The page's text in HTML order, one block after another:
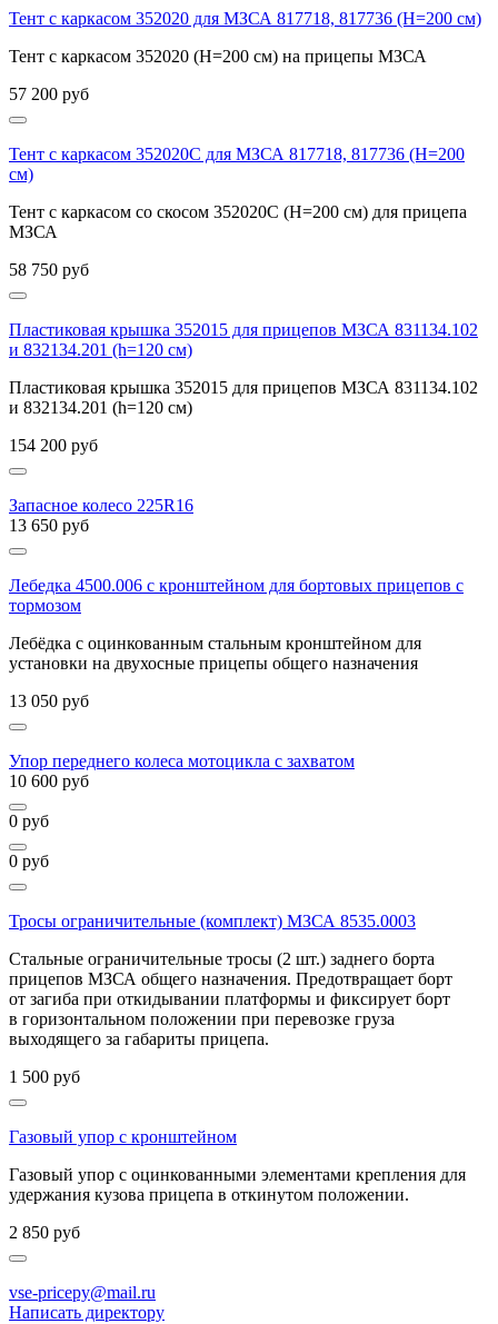
Тент с каркасом 352020 для МЗСА 817718, 817736 (H=200 см)
Тент с каркасом 352020 (H=200 см) на прицепы МЗСА
57 200 руб
Тент с каркасом 352020С для МЗСА 817718, 817736 (H=200
см)
Тент с каркасом со скосом 352020С (H=200 см) для прицепа
МЗСА
58 750 руб
Пластиковая крышка 352015 для прицепов МЗСА 831134.102
и 832134.201 (h=120 см)
Пластиковая крышка 352015 для прицепов МЗСА 831134.102
и 832134.201 (h=120 см)
154 200 руб
Запасное колесо 225R16
13 650 руб
Лебедка 4500.006 с кронштейном для бортовых прицепов c
тормозом
Лебёдка с оцинкованным стальным кронштейном для
установки на двухосные прицепы общего назначения
13 050 руб
Упор переднего колеса мотоцикла с захватом
10 600 руб
0 руб
0 руб
Тросы ограничительные (комплект) МЗСА 8535.0003
Стальные ограничительные тросы (2 шт.) заднего борта
прицепов МЗСА общего назначения. Предотвращает борт
от загиба при откидывании платформы и фиксирует борт
в горизонтальном положении при перевозке груза
выходящего за габариты прицепа.
1 500 руб
Газовый упор с кронштейном
Газовый упор с оцинкованными элементами крепления для
удержания кузова прицепа в откинутом положении.
2 850 руб
vse-pricepy@mail.ru
Написать директору